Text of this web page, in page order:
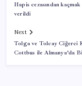
Hapis cezasından
verildi
Next
Tolga ve Tolcay Ciğerci
Cottbus ile Almanya’da